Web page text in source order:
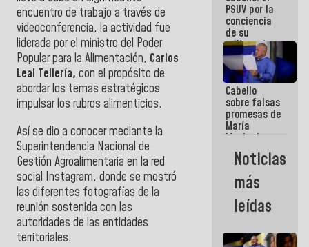
encuentro de trabajo a través de
videoconferencia, la actividad fue
liderada por el ministro del Poder
Popular para la Alimentación, Carlos
Leal Tellería, con el propósito de
abordar los temas estratégicos
impulsar los rubros alimenticios.
Así se dio a conocer mediante la
Superintendencia Nacional de
Gestión Agroalimentaria en la red
social Instagram, donde se mostró
las diferentes fotografías de la
reunión sostenida con las
autoridades de las entidades
territoriales.
PSUV por la
conciencia
de su
militancia
es la
organización
política más
sólida de
Venezuela
Cabello
sobre falsas
promesas de
María
Machado:
¿Quién le
puede creer?
¿Y la gente
que ella iba
a salvar en
La Guaira?
Noticias
más
leídas